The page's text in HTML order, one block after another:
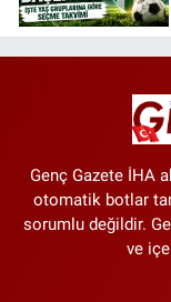
Genç Gazete İHA
otomatik botlar
sorumlu değildir.
ve